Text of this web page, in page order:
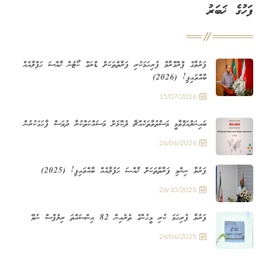
ފަހުގެ ޚަބަރު
ފަރުވާގެ ޕްރޮގްރާމް ފުރިހަމަކުރި ފަރާތްތަކަށް ޑްރަގް ކޯޓުން ޚާއްސަ ޙަފްލާއެއް
ބާއްވައިފި! (2026)
15/07/2026
ބައިނަލްއަޤްވާމީ މަސްތުވާތަކެއްޗާ ދެކޮޅަށް މަސައްކަތްކުރާ ދުވަސް ފާހަގަކުރުން
26/06/2026
ފަރުވާ ނިންމި ފަރާތްތަކަށް ޚާއްޞަ ޙަފުލާއެއް ބާއްވައިފި! (2025)
26/10/2025
ފަރުވާ ފުރިހަމަ ކުރި މީހުންގެ ތެރެއިން 82 އިންސައްތަ ރިލެޕްސް ނުވޭ
26/06/2025